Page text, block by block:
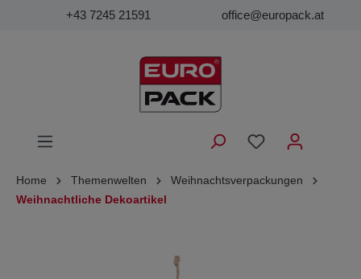
+43 7245 21591 office@europack.at
Home Themenwelten
Weihnachtsverpackungen
Weihnachtliche Dekoartikel